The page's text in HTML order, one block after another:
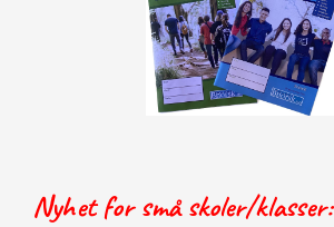
Nyhet for små skoler/klasser: